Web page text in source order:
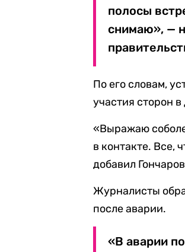
полосы
снимаю», —
По его словам,
участия сторон
«Выражаю
в контакте. Все,
добавил
Журналисты
после аварии.
«В аварии